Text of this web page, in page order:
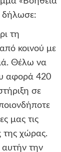
δήλωσε:
τη
κοινού με
Θέλω να
αφορά 420
σε
μας τις
της χώρας.
την